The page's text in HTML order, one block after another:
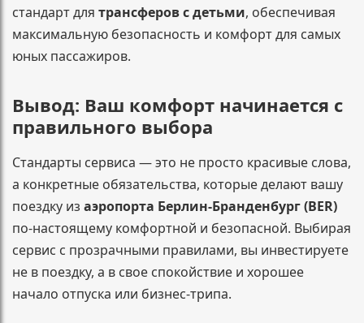
стандарт для трансферов с детьми, обеспечивая
максимальную безопасность и комфорт для самых
юных пассажиров.
Вывод: Ваш комфорт начинается с
правильного выбора
Стандарты сервиса — это не просто красивые слова,
а конкретные обязательства, которые делают вашу
поездку из аэропорта Берлин-Бранденбург (BER)
по-настоящему комфортной и безопасной. Выбирая
сервис с прозрачными правилами, вы инвестируете
не в поездку, а в свое спокойствие и хорошее
начало отпуска или бизнес-трипа.